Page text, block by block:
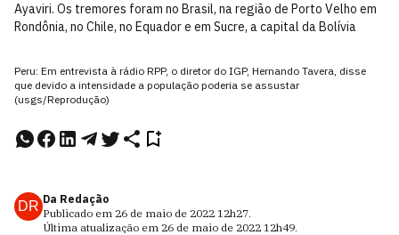
Ayaviri. Os tremores foram no Brasil, na região de Porto Velho em
Rondônia, no Chile, no Equador e em Sucre, a capital da Bolívia
Peru: Em entrevista à rádio RPP, o diretor do IGP, Hernando Tavera, disse
que devido a intensidade a população poderia se assustar
(usgs/Reprodução)
DR Da Redação
Publicado em 26 de maio de 2022 12h27.
Última atualização em 26 de maio de 2022 12h49.